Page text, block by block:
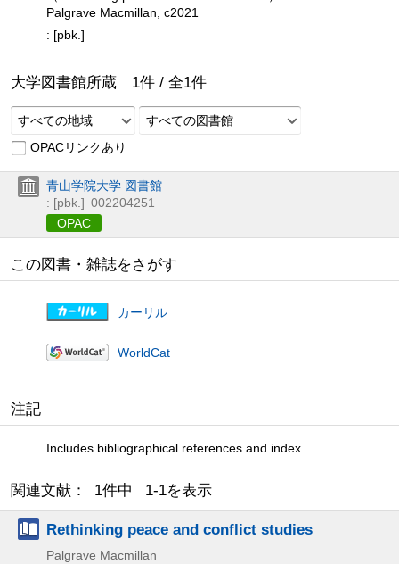
Palgrave Macmillan, c2021
: [pbk.]
大学図書館所蔵 1件 / 全1件
すべての地域
すべての図書館
OPACリンクあり
青山学院大学 図書館
: [pbk.] 002204251
OPAC
この図書・雑誌をさがす
カーリル
WorldCat
注記
Includes bibliographical references and index
関連文献： 1件中 1-1を表示
Rethinking peace and conflict studies
Palgrave Macmillan